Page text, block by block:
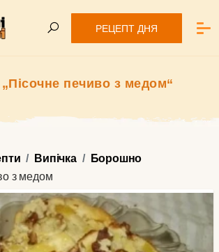
РЕЦЕПТ ДНЯ
печиво з медом“
Випічка
Борошно
з медом